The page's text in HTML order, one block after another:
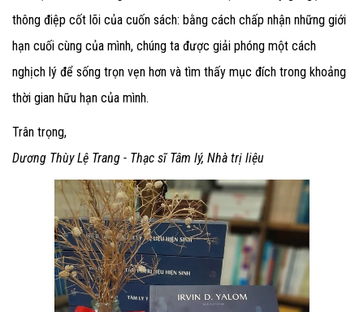
thông điệp cốt lõi của cuốn sách: bằng cách chấp nhận những giới
hạn cuối cùng của mình, chúng ta được giải phóng một cách
nghịch lý để sống trọn vẹn hơn và tìm thấy mục đích trong khoảng
thời gian hữu hạn của mình.
Trân trọng,
Dương Thùy Lệ Trang - Thạc sĩ Tâm lý, Nhà trị liệu